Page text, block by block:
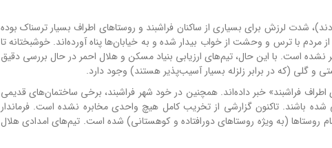
(که مردم در خواب بودند)، شدت لرزش برای بسیاری از ساکنان فراشبند و روستاهای اطراف بسیار ترسناک بوده
با ترس و وحشت از خواب بیدار شده و به خیابان‌ها پناه آورده‌اند. خوشبختانه تا
است. با این حال، تیم‌های ارزیابی بنیاد مسکن و هلال احمر در حال بررسی دقیق
و گلی (که در برابر زلزله بسیار آسیب‌پذیر هستند) وجود دارد.
فراشبند» خبر داده‌اند. همچنین در خود شهر فراشبند، برخی ساختمان‌های قدیمی
جزئی شده باشند. تاکنون گزارشی از تخریب کامل هیچ واحدی مخابره نشده است. فرماندار
روستاها (به ویژه روستاهای دورافتاده و کوهستانی) شده است. تیم‌های امدادی هلال